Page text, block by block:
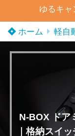
ゆるキ
ホーム 軽自
N-BOX ドア
｜格納スイ